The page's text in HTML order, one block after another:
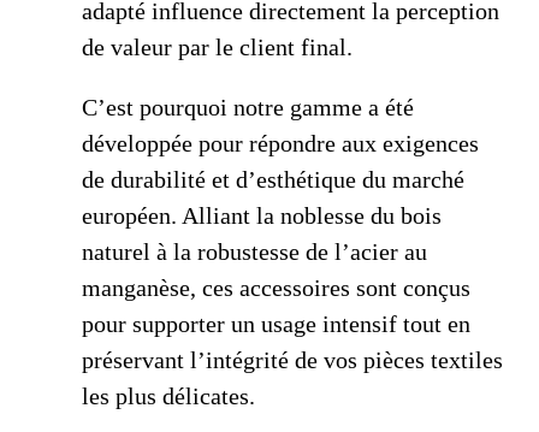
adapté influence directement la perception
de valeur par le client final.
C’est pourquoi notre gamme a été
développée pour répondre aux exigences
de durabilité et d’esthétique du marché
européen. Alliant la noblesse du bois
naturel à la robustesse de l’acier au
manganèse, ces accessoires sont conçus
pour supporter un usage intensif tout en
préservant l’intégrité de vos pièces textiles
les plus délicates.